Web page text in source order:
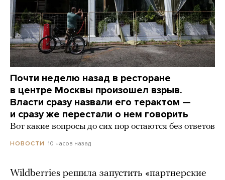
Почти неделю назад в ресторане
в центре Москвы произошел взрыв.
Власти сразу назвали его терактом —
и сразу же перестали о нем говорить
Вот какие вопросы до сих пор остаются без ответов
НОВОСТИ 10 часов назад
Wildberries решила запустить «партнерские